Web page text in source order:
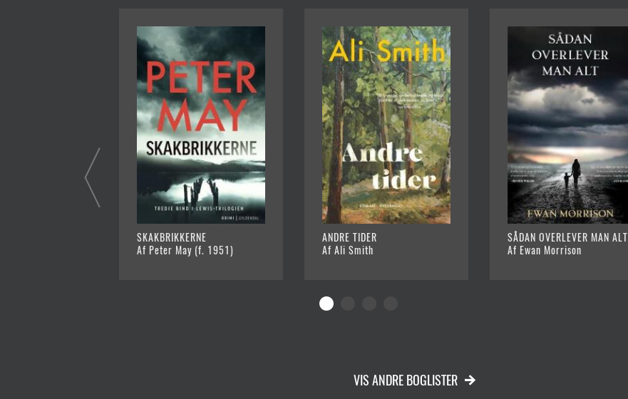
SKAKBRIKKERNE
Af Peter May (f. 1951)
ANDRE TIDER
Af Ali Smith
SÅDAN OVERLEVER MAN ALT
Af Ewan Morrison
VIS ANDRE BOGLISTER